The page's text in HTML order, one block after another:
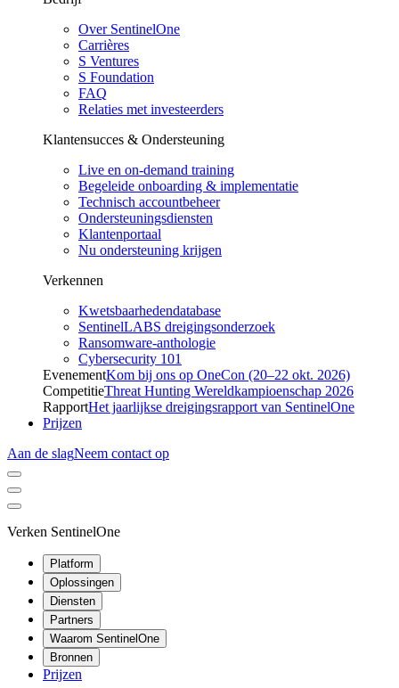
Over SentinelOne
Carrières
S Ventures
S Foundation
FAQ
Relaties met investeerders
Klantensucces & Ondersteuning
Live en on-demand training
Begeleide onboarding & implementatie
Technisch accountbeheer
Ondersteuningsdiensten
Klantenportaal
Nu ondersteuning krijgen
Verkennen
Kwetsbaarhedendatabase
SentinelLABS dreigingsonderzoek
Ransomware-anthologie
Cybersecurity 101
EvenementKom bij ons op OneCon (20–22 okt. 2026)
CompetitieThreat Hunting Wereldkampioenschap 2026
RapportHet jaarlijkse dreigingsrapport van SentinelOne
Prijzen
Aan de slagNeem contact op
Verken SentinelOne
Platform
Oplossingen
Diensten
Partners
Waarom SentinelOne
Bronnen
Prijzen